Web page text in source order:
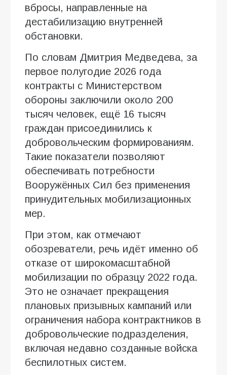
вбросы, направленные на
дестабилизацию внутренней
обстановки.
По словам Дмитрия Медведева, за
первое полугодие 2026 года
контракты с Министерством
обороны заключили около 200
тысяч человек, ещё 16 тысяч
граждан присоединились к
добровольческим формированиям.
Такие показатели позволяют
обеспечивать потребности
Вооружённых Сил без применения
принудительных мобилизационных
мер.
При этом, как отмечают
обозреватели, речь идёт именно об
отказе от широкомасштабной
мобилизации по образцу 2022 года.
Это не означает прекращения
плановых призывных кампаний или
ограничения набора контрактников в
добровольческие подразделения,
включая недавно созданные войска
беспилотных систем.